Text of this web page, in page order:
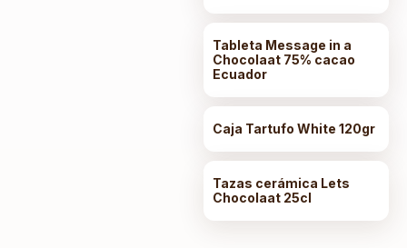
Tableta Message in a
Chocolaat 75% cacao
Ecuador
Caja Tartufo White 120gr
Tazas cerámica Lets
Chocolaat 25cl